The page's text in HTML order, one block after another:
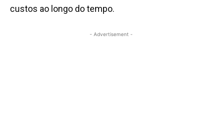
custos ao longo do tempo.
- Advertisement -